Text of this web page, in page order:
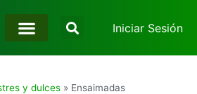
Iniciar Sesión
y dulces » Ensaimadas